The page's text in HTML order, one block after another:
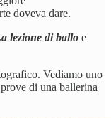
doveva dare.
lezione di ballo e
Vediamo uno
di una ballerina